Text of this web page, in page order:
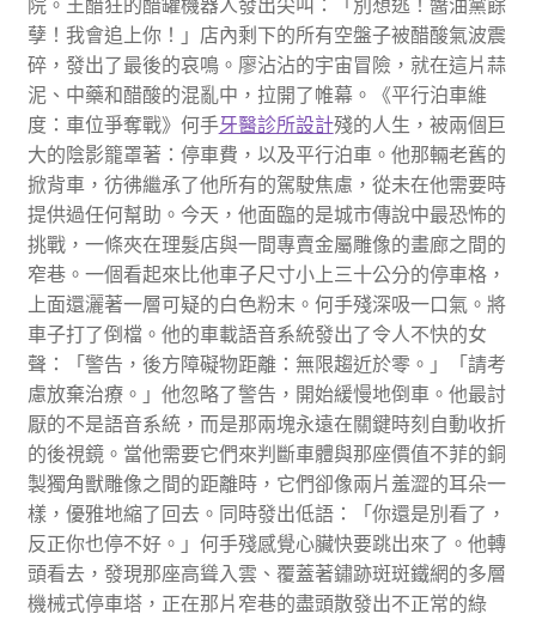
院。王醋狂的醋罐機器人發出尖叫：「別想逃！醬油黨餘
孽！我會追上你！」店內剩下的所有空盤子被醋酸氣波震
碎，發出了最後的哀鳴。廖沾沾的宇宙冒險，就在這片蒜
泥、中藥和醋酸的混亂中，拉開了帷幕。《平行泊車維
度：車位爭奪戰》何手牙醫診所設計殘的人生，被兩個巨
大的陰影籠罩著：停車費，以及平行泊車。他那輛老舊的
掀背車，彷彿繼承了他所有的駕駛焦慮，從未在他需要時
提供過任何幫助。今天，他面臨的是城市傳說中最恐怖的
挑戰，一條夾在理髮店與一間專賣金屬雕像的畫廊之間的
窄巷。一個看起來比他車子尺寸小上三十公分的停車格，
上面還灑著一層可疑的白色粉末。何手殘深吸一口氣。將
車子打了倒檔。他的車載語音系統發出了令人不快的女
聲：「警告，後方障礙物距離：無限趨近於零。」「請考
慮放棄治療。」他忽略了警告，開始緩慢地倒車。他最討
厭的不是語音系統，而是那兩塊永遠在關鍵時刻自動收折
的後視鏡。當他需要它們來判斷車體與那座價值不菲的銅
製獨角獸雕像之間的距離時，它們卻像兩片羞澀的耳朵一
樣，優雅地縮了回去。同時發出低語：「你還是別看了，
反正你也停不好。」何手殘感覺心臟快要跳出來了。他轉
頭看去，發現那座高聳入雲、覆蓋著鏽跡斑斑鐵網的多層
機械式停車塔，正在那片窄巷的盡頭散發出不正常的綠